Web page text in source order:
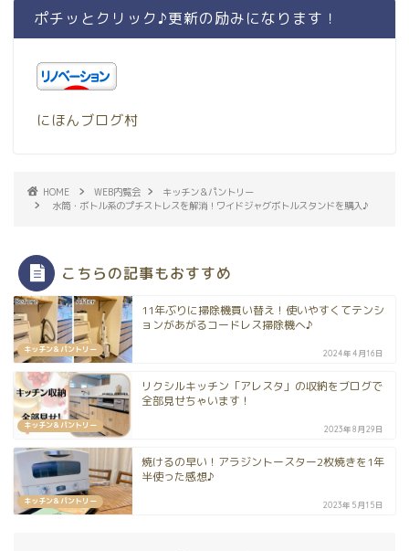
ポチッとクリック♪更新の励みになります！
にほんブログ村
HOME WEB内覧会
キッチン＆パントリー
水筒・ボトル系のプチストレスを解消！ワイドジャグボトルスタンドを購入♪
こちらの記事もおすすめ
キッチン＆パントリー
11年ぶりに掃除機買い替え！使いやすくてテンシ
ョンがあがるコードレス掃除機へ♪
2024年4月16日
キッチン＆パントリー
リクシルキッチン「アレスタ」の収納をブログで
全部見せちゃいます！
2023年8月29日
キッチン＆パントリー
焼けるの早い！アラジントースター2枚焼きを1年
半使った感想♪
2023年5月15日